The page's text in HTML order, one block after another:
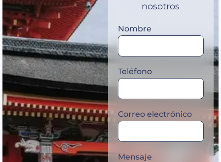
nosotros
Nombre
Teléfono
Correo electrónico
Mensaje